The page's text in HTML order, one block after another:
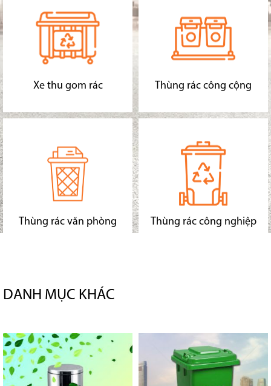
Xe thu gom rác Thùng rác công cộng
Thùng rác văn phòng Thùng rác công nghiệp
DANH MỤC KHÁC